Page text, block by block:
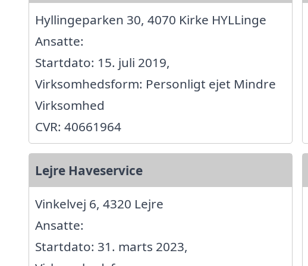
Hyllingeparken 30, 4070 Kirke HYLLinge
Ansatte:
Startdato: 15. juli 2019,
Virksomhedsform: Personligt ejet Mindre
Virksomhed
CVR: 40661964
Lejre Haveservice
Vinkelvej 6, 4320 Lejre
Ansatte:
Startdato: 31. marts 2023,